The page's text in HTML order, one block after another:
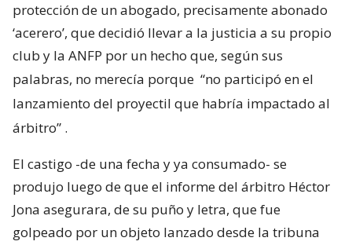
protección de un abogado, precisamente abonado
‘acerero’, que decidió llevar a la justicia a su propio
club y la ANFP por un hecho que, según sus
palabras, no merecía porque “no participó en el
lanzamiento del proyectil que habría impactado al
árbitro” .
El castigo -de una fecha y ya consumado- se
produjo luego de que el informe del árbitro Héctor
Jona asegurara, de su puño y letra, que fue
golpeado por un objeto lanzado desde la tribuna